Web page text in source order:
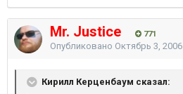
Mr. Justice 771
Опубликовано Октябрь 3, 2006
Кирилл Керценбаум сказал: